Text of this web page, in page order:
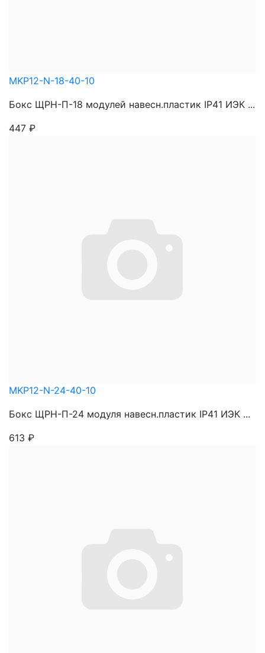
MKP12-N-18-40-10
Бокс ЩРН-П-18 модулей навесн.пластик IP41 ИЭК ...
447 ₽
MKP12-N-24-40-10
Бокс ЩРН-П-24 модуля навесн.пластик IP41 ИЭК ...
613 ₽